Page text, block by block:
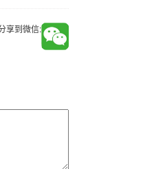
享到微信: